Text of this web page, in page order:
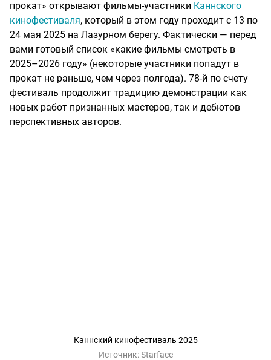
прокат» открывают фильмы-участники Каннского
кинофестиваля, который в этом году проходит с 13 по
24 мая 2025 на Лазурном берегу. Фактически — перед
вами готовый список «какие фильмы смотреть в
2025–2026 году» (некоторые участники попадут в
прокат не раньше, чем через полгода). 78-й по счету
фестиваль продолжит традицию демонстрации как
новых работ признанных мастеров, так и дебютов
перспективных авторов.
Каннский кинофестиваль 2025
Источник:Starface